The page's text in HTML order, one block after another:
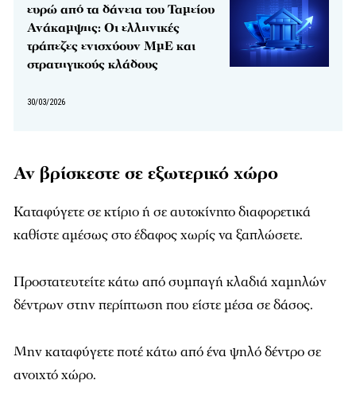
ευρώ από τα δάνεια του Ταμείου
Ανάκαμψης: Οι ελληνικές
τράπεζες ενισχύουν ΜμΕ και
στρατηγικούς κλάδους
30/03/2026
Αν βρίσκεστε σε εξωτερικό χώρο
Καταφύγετε σε κτίριο ή σε αυτοκίνητο διαφορετικά
καθίστε αμέσως στο έδαφος χωρίς να ξαπλώσετε.
Προστατευτείτε κάτω από συμπαγή κλαδιά χαμηλών
δέντρων στην περίπτωση που είστε μέσα σε δάσος.
Μην καταφύγετε ποτέ κάτω από ένα ψηλό δέντρο σε
ανοιχτό χώρο.